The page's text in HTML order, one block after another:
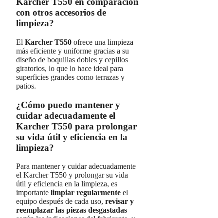
con otros accesorios de
limpieza?
El Karcher T550 ofrece una limpieza
más eficiente y uniforme gracias a su
diseño de boquillas dobles y cepillos
giratorios, lo que lo hace ideal para
superficies grandes como terrazas y
patios.
¿Cómo puedo mantener y
cuidar adecuadamente el
Karcher T550 para prolongar
su vida útil y eficiencia en la
limpieza?
Para mantener y cuidar adecuadamente
el Karcher T550 y prolongar su vida
útil y eficiencia en la limpieza, es
importante limpiar regularmente el
equipo después de cada uso, revisar y
reemplazar las piezas desgastadas